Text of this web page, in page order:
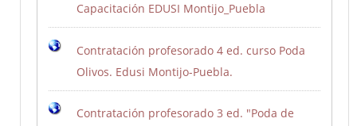
Capacitación EDUSI Montijo_Puebla
Contratación profesorado 4 ed. curso Poda
Olivos. Edusi Montijo-Puebla.
Contratación profesorado 3 ed. "Poda de